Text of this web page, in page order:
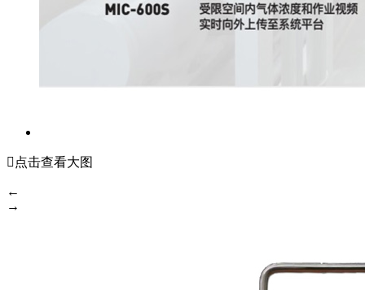
 点击查看大图
←
→